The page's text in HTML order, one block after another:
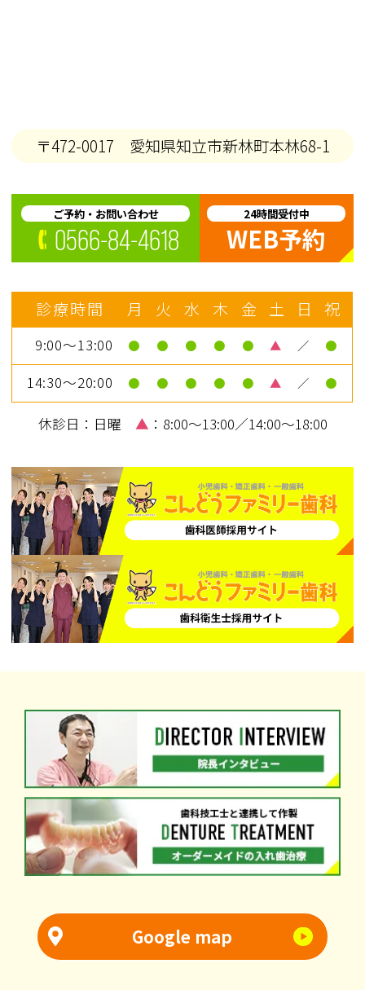
〒472-0017 愛知県知立市新林町本林68-1
ご予約・お問い合わせ
0566-84-4618
24時間受付中
WEB予約
診療時間 月 火 水 木 金 土 日 祝
9:00～13:00 ● ● ● ● ● ▲ ／ ●
14:30～20:00 ● ● ● ● ● ▲ ／ ●
休診日：日曜 ▲ ：8:00～13:00／14:00～18:00
Google map